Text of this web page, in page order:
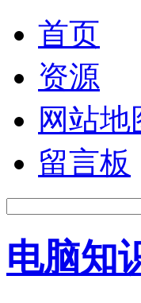
首页
资源
网站地
留言板
电脑知